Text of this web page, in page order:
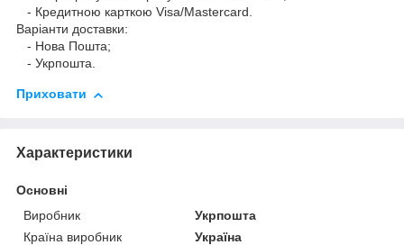
- Кредитною карткою Visa/Mastercard.
Варіанти доставки:
- Нова Пошта;
- Укрпошта.
Приховати
Характеристики
Основні
Виробник
Укрпошта
Країна виробник
Україна